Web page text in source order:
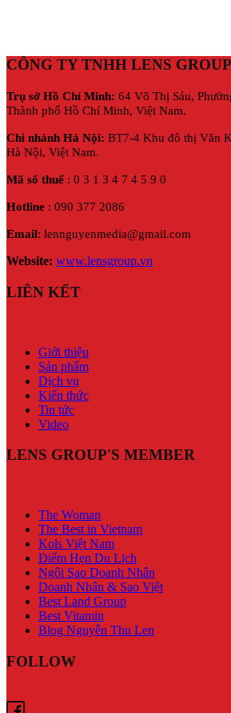
CÔNG TY TNHH LENS GROUP
Trụ sở Hồ Chí Minh: 64 Võ Thị Sáu,
Thành phố Hồ Chí Minh, Việt Nam.
Chi nhánh Hà Nội: BT7-4 Khu đô thị Văn
Hà Nội, Việt Nam.
Mã số thuế: 0 3 1 3 4 7 4 5 9 0
Hotline : 090 377 2086
Email: lennguyenmedia@gmail.com
Website: www.lensgroup.vn
LIÊN KẾT
Giới thiệu
Sản phẩm
Dịch vụ
Kiến thức
Tin tức
Video
LENS GROUP'S MEMBER
The Woman
The Best in Vietnam
Kols Việt Nam
Điểm Hẹn Du Lịch
Ngôi Sao Doanh Nhân
Doanh Nhân & Sao Việt
Best Land Group
Best Vitamin
Blog Nguyễn Thu Len
FOLLOW